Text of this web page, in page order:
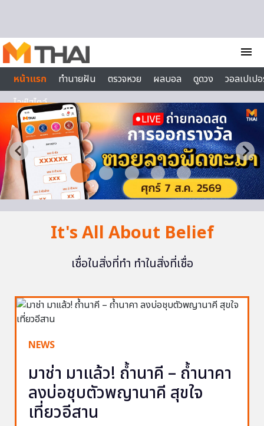
menu
หน้าแรก
ทำนายฝัน ตรวจหวย ผลบอล ดูดวง
วอลเปเป
ไลฟ์สไตล์
It's All About Belief
เชื่อในสิ่งที่ทำ ทำในสิ่งที่เชื่อ
NEWS
มาช่า มาแล้ว! ถ้ำนาคี – ถ้ำนาคา
ลงบ่อชุบตัวพญานาคี สุขใจ
เที่ยวอีสาน